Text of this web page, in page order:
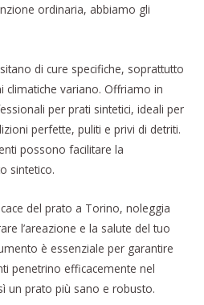
ordinaria, abbiamo gli
di cure specifiche, soprattutto
climatiche variano. Offriamo in
per prati sintetici, ideali per
perfette, puliti e privi di detriti.
possono facilitare la
sintetico.
del prato a Torino, noleggia
l’areazione e la salute del tuo
è essenziale per garantire
penetrino efficacemente nel
un prato più sano e robusto.